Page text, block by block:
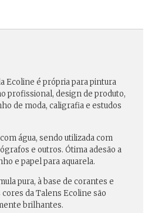
Ecoline é própria para pintura
profissional, design de produto,
de moda, caligrafia e estudos
água, sendo utilizada com
e outros. Ótima adesão a
e papel para aquarela.
pura, à base de corantes e
cores da Talens Ecoline são
brilhantes.